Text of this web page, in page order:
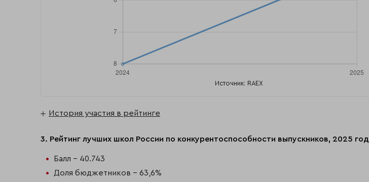
Источник: RAEX
История участия в рейтинге
3. Рейтинг лучших школ России по конкурентоспособности выпускников, 2025 год
Балл - 40.743
Доля бюджетников - 63,6%